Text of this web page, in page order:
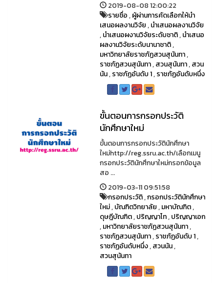
2019-08-08 12:00:22
รายชื่อ,ผู้ผ่านการคัดเลือกให้นำ
เสนอผลงานวิจัย,นำเสนอผลงานวิจัย
,นำเสนอผงานวิจัยระดับชาติ,นำเสนอ
ผลงานวิจัยระดับนานาชาติ,
มหาวิทยาลัยราชภัฏสวนสุนันทา,
ราชภัฏสวนสุนันทา,สวนสุนันทา,สวน
นัน,ราชภัฏอันดับ 1,ราชภัฏอันดับหนึ่ง
ขั้นตอนการกรอกประวัติ
นักศึกษาใหม่
ขั้นตอนการกรอกประวัตินักศึกษา
ใหม่http://reg.ssru.ac.th/เลือกเมนู
กรอกประวัตินักศึกษาใหม่กรอกข้อมูล
สอ ...
2019-03-11 09:51:58
กรอกประวัติ,กรอกประวัตินักศึกษา
ใหม่,บัณฑิตวิทยาลัย,มหาบัณฑิต,
ดุษฎีบัณฑิต,ปริญญาโท,ปริญญาเอก
,มหาวิทยาลัยราชภัฏสวนสุนันทา,
ราชภัฏสวนสุนันทา,ราชภัฏอันดับ 1,
ราชภัฏอันดับหนึ่ง,สวนนัน,
สวนสุนันทา